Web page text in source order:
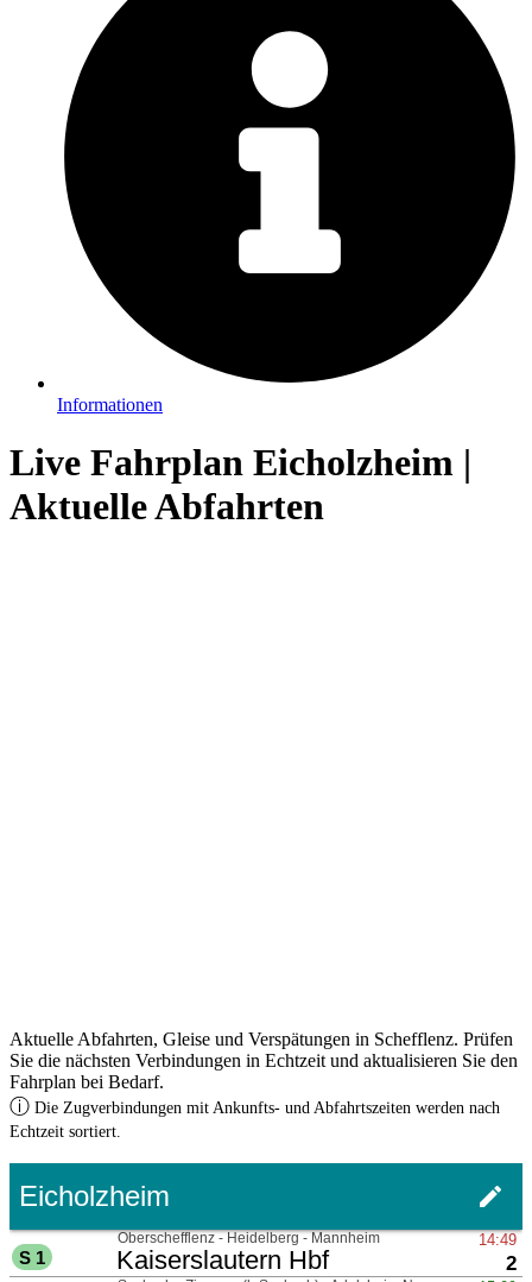
Informationen
Live Fahrplan Eicholzheim |
Aktuelle Abfahrten
Aktuelle Abfahrten, Gleise und Verspätungen in Schefflenz. Prüfen
Sie die nächsten Verbindungen in Echtzeit und aktualisieren Sie den
Fahrplan bei Bedarf.
ⓘ Die Zugverbindungen mit Ankunfts- und Abfahrtszeiten werden nach
Echtzeit sortiert.